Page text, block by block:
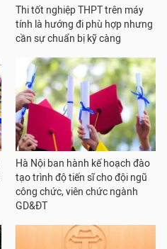
Thi tốt nghiệp THPT trên máy
tính là hướng đi phù hợp nhưng
cần sự chuẩn bị kỹ càng
Hà Nội ban hành kế hoạch đào
tạo trình độ tiến sĩ cho đội ngũ
công chức, viên chức ngành
GD&ĐT